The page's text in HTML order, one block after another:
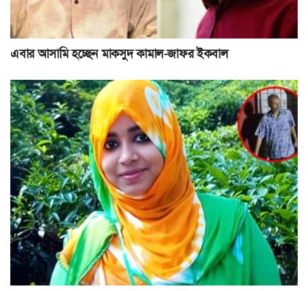
এবার আসামি হচ্ছেন মাকসুদ কামাল-জাফর ইকবাল